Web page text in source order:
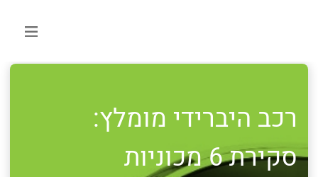
רכב היברידי מומלץ:
סקירת 6 מכוניות